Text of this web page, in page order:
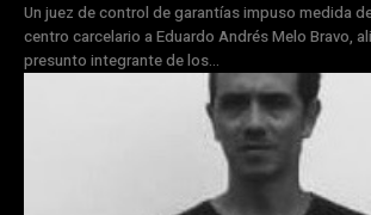
Un juez de control de garantías impuso medida
centro carcelario a Eduardo Andrés Melo Bravo,
presunto integrante de los...